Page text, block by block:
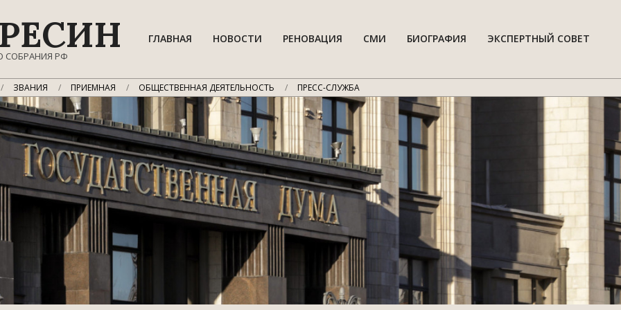
СОБРАНИЯ РФ
ГЛАВНАЯ НОВОСТИ РЕНОВАЦИЯ СМИ БИОГРАФИЯ ЭКСПЕРТНЫЙ СОВЕТ
ЗВАНИЯ ПРИЕМНАЯ ОБЩЕСТВЕННАЯ ДЕЯТЕЛЬНОСТЬ ПРЕСС-СЛУЖБА